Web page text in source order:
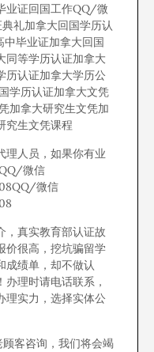
业证回国工作QQ/微
礼加拿大回国学历认
毕业证加拿大回国
同等学历认证加拿大
历认证加拿大学历公
学历认证加拿大文凭
加拿大研究生文凭加
究生文凭课程
理人员，如果你有业
微信
微信
，真实教育部认证故
价很高，挖坑骗留学
成绩单，却不做认
理时请电话联系，
理实力，选择实体公
客咨询，我们将会竭